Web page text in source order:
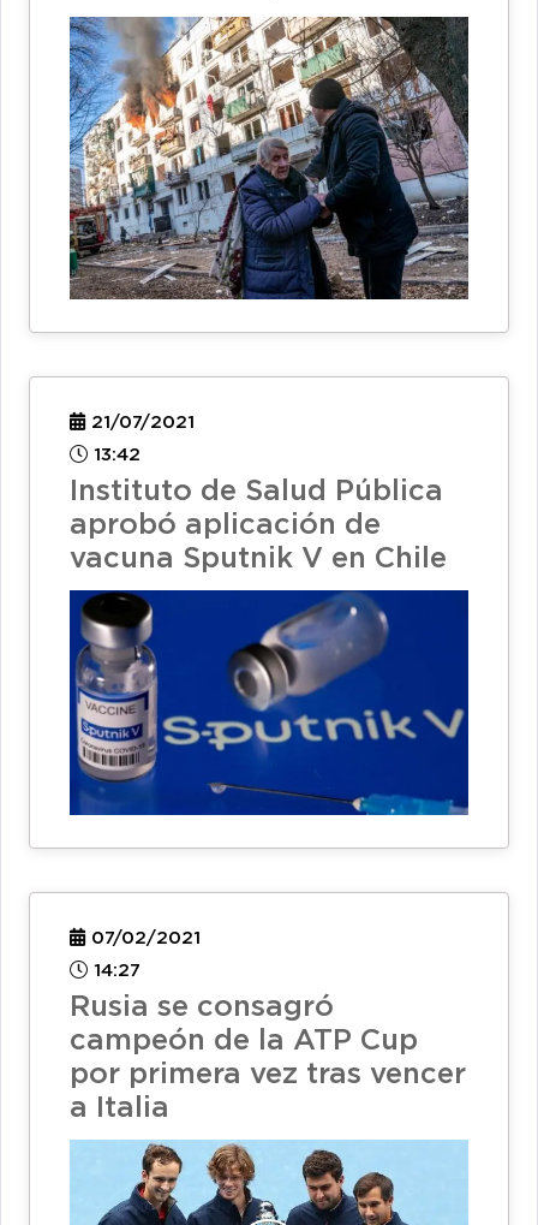
21/07/2021
13:42
Instituto de Salud Pública
aprobó aplicación de
vacuna Sputnik V en Chile
07/02/2021
14:27
Rusia se consagró
campeón de la ATP Cup
por primera vez tras vencer
a Italia